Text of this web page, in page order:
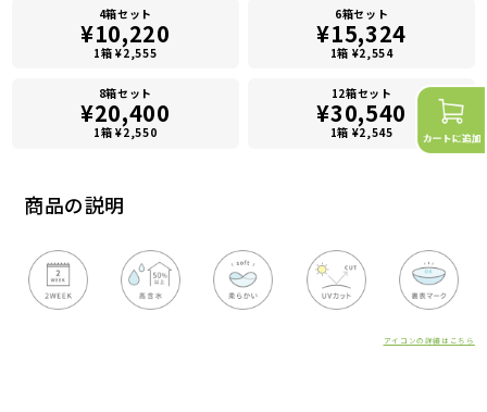
商品の説明
アイコンの詳細はこちら
4箱セット
¥10,220
1箱 ¥2,555
6箱セット
¥15,324
1箱 ¥2,554
8箱セット
¥20,400
1箱 ¥2,550
12箱セット
¥30,540
1箱 ¥2,545